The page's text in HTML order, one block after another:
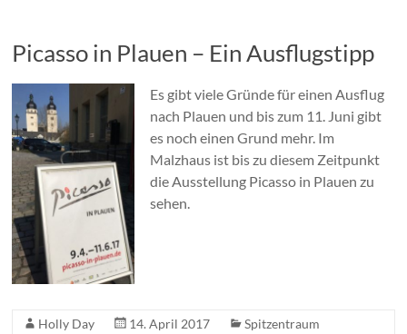
Picasso in Plauen – Ein Ausflugstipp
Es gibt viele Gründe für einen Ausflug
nach Plauen und bis zum 11. Juni gibt
es noch einen Grund mehr. Im
Malzhaus ist bis zu diesem Zeitpunkt
die Ausstellung Picasso in Plauen zu
sehen.
Holly Day 14. April 2017
Spitzentraum